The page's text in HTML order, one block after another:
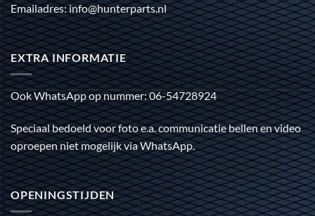
Emailadres: info@hunterparts.nl
EXTRA INFORMATIE
Ook WhatsApp op nummer: 06-54728924
Speciaal bedoeld voor foto e.a. communicatie bellen en video
oproepen niet mogelijk via WhatsApp.
OPENINGSTIJDEN